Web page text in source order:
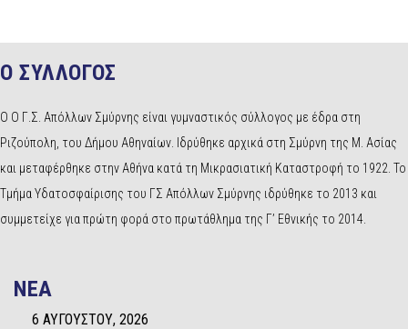
Ο ΣΥΛΛΟΓΟΣ
Ο Ο Γ.Σ. Απόλλων Σμύρνης είναι γυμναστικός σύλλογος με έδρα στη
Ριζούπολη, του Δήμου Αθηναίων. Ιδρύθηκε αρχικά στη Σμύρνη της Μ. Ασίας
και μεταφέρθηκε στην Αθήνα κατά τη Μικρασιατική Καταστροφή το 1922. Το
Τμήμα Υδατοσφαίρισης του ΓΣ Απόλλων Σμύρνης ιδρύθηκε το 2013 και
συμμετείχε για πρώτη φορά στο πρωτάθλημα της Γ’ Εθνικής το 2014.
NEA
6 ΑΥΓΟΎΣΤΟΥ, 2026